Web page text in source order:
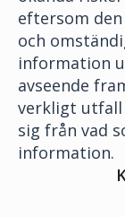
eftersom
och
information
avseende
verkligt utfall
sig från vad
information.